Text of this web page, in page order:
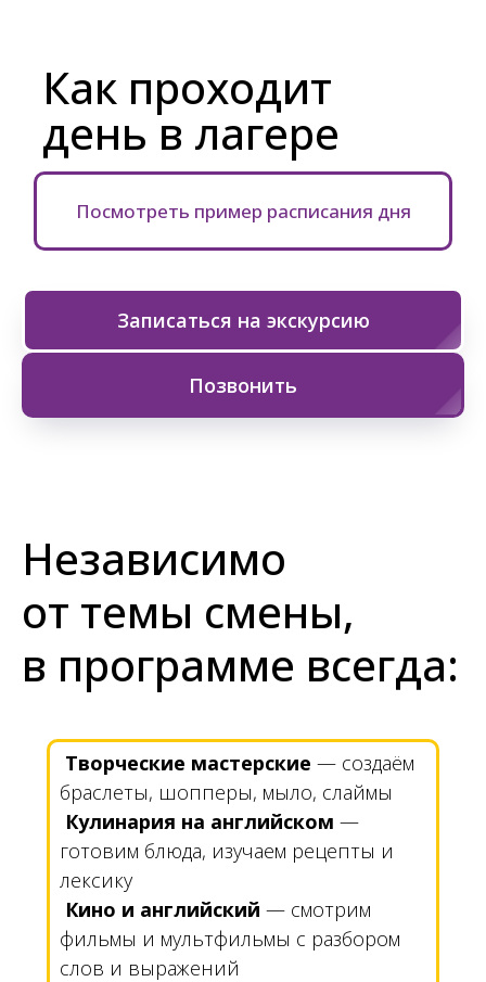
Посмотреть пример расписания дня
Как проходит
день в лагере
Записаться на экскурсию
Позвонить
Независимо
от темы смены,
в программе всегда:
Творческие мастерские — создаём
браслеты, шопперы, мыло, слаймы
Кулинария на английском —
готовим блюда, изучаем рецепты и
лексику
Кино и английский — смотрим
фильмы и мультфильмы с разбором
слов и выражений